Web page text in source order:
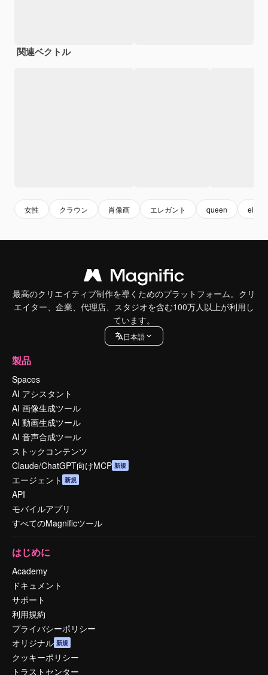
関連ベクトル
女性 クラウン 肖像画 エレガント queen
最高のクリエイティブ制作を導くためのプラットフォーム。クリ
エイター、企業、代理店、スタジオを含む100万人以上が利用し
ています。
日本語
製品
Spaces
AI アシスタント
AI 画像生成ツール
AI 動画生成ツール
AI 音声合成ツール
ストックコンテンツ
Claude/ChatGPT向けMCP 新規
エージェント 新規
API
モバイルアプリ
すべてのMagnificツール
はじめに
Academy
ドキュメント
サポート
利用規約
プライバシーポリシー
オリジナル 新規
クッキーポリシー
トラストセンター